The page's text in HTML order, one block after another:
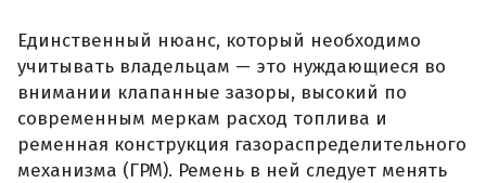
Единственный нюанс, который необходимо
учитывать владельцам — это нуждающиеся во
внимании клапанные зазоры, высокий по
современным меркам расход топлива и
ременная конструкция газораспределительного
механизма (ГРМ). Ремень в ней следует менять